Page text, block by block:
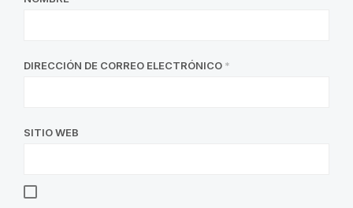
DIRECCIÓN DE CORREO ELECTRÓNICO *
SITIO WEB